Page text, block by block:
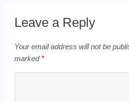
Leave a Reply
Your email address will not be
marked *